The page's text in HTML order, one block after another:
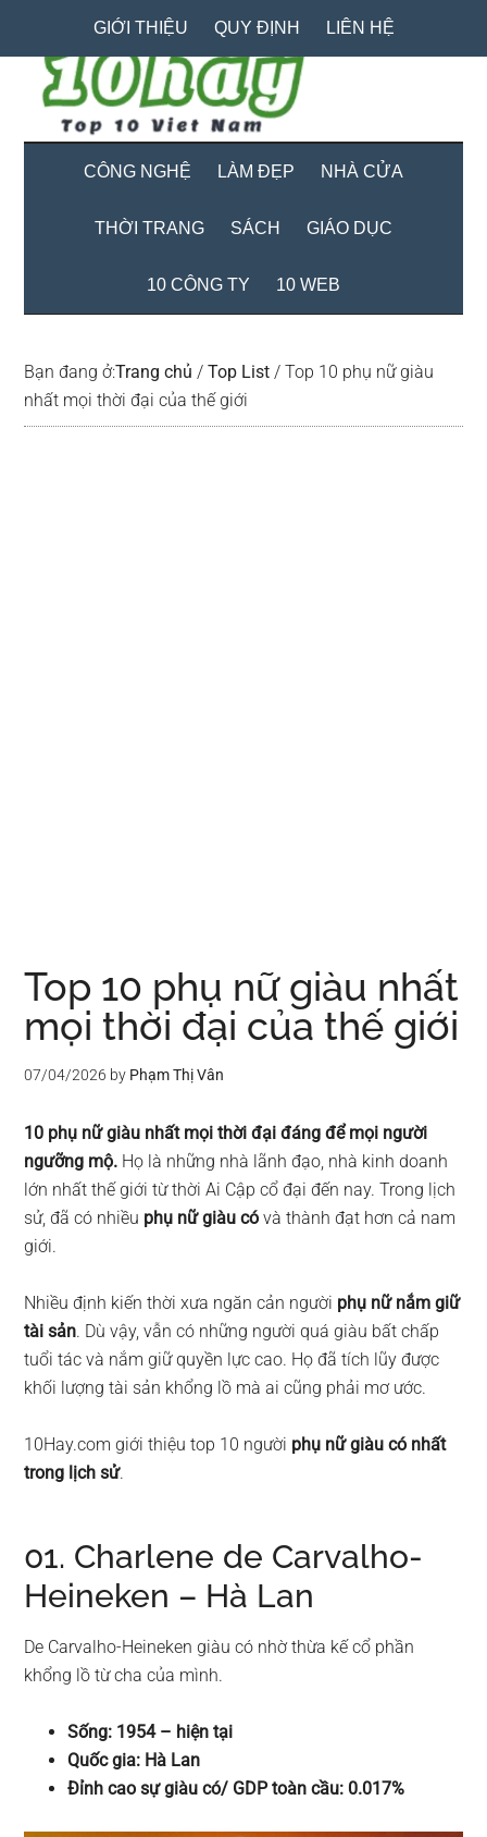
content
secondary
menu
primary
sidebar
GIỚI THIỆU QUY ĐỊNH LIÊN HỆ
CÔNG NGHỆ LÀM ĐẸP NHÀ CỬA
THỜI TRANG SÁCH GIÁO DỤC
10 CÔNG TY 10 WEB
Bạn đang ở:Trang chủ / Top List / Top 10 phụ nữ giàu
nhất mọi thời đại của thế giới
Top 10 phụ nữ giàu nhất
mọi thời đại của thế giới
07/04/2026 by Phạm Thị Vân
10 phụ nữ giàu nhất mọi thời đại đáng để mọi người
ngưỡng mộ. Họ là những nhà lãnh đạo, nhà kinh doanh
lớn nhất thế giới từ thời Ai Cập cổ đại đến nay. Trong lịch
sử, đã có nhiều phụ nữ giàu có và thành đạt hơn cả nam
giới.
Nhiều định kiến thời xưa ngăn cản người phụ nữ nắm giữ
tài sản. Dù vậy, vẫn có những người quá giàu bất chấp
tuổi tác và nắm giữ quyền lực cao. Họ đã tích lũy được
khối lượng tài sản khổng lồ mà ai cũng phải mơ ước.
10Hay.com giới thiệu top 10 người phụ nữ giàu có nhất
trong lịch sử.
01. Charlene de Carvalho-
Heineken – Hà Lan
De Carvalho-Heineken giàu có nhờ thừa kế cổ phần
khổng lồ từ cha của mình.
Sống: 1954 – hiện tại
Quốc gia: Hà Lan
Đỉnh cao sự giàu có/ GDP toàn cầu: 0.017%